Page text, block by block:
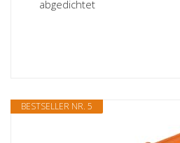
abgedichtet
BESTSELLER NR. 5